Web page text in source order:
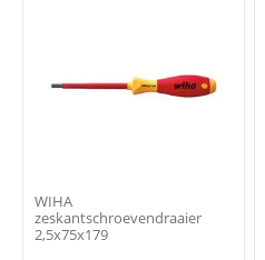
WIHA
zeskantschroevendraaier
2,5x75x179